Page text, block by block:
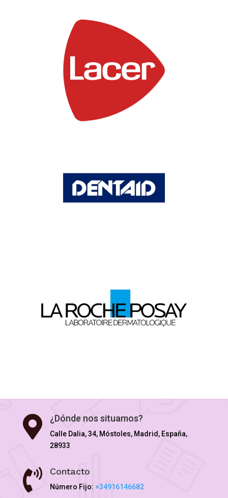
 ¿Dónde nos situamos?
Calle Dalia, 34, Móstoles, Madrid, España,
28933
 Contacto
Número Fijo: +34916146682